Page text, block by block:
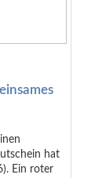
hat
Ein roter